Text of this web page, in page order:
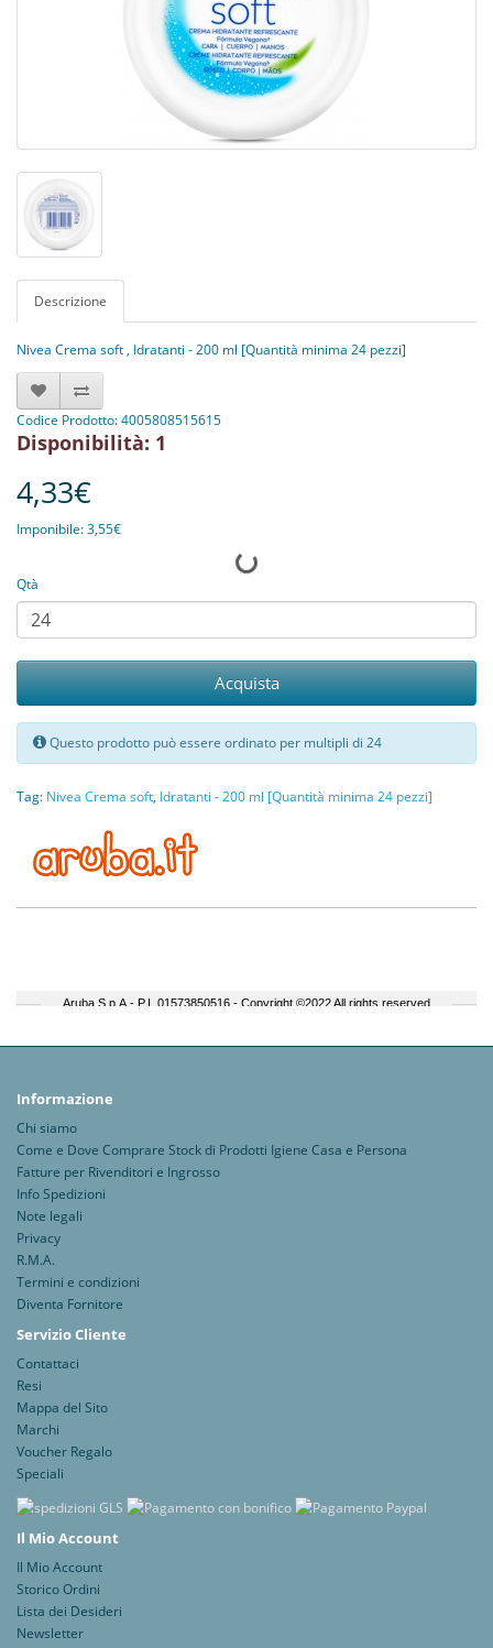
Descrizione
Nivea Crema soft , Idratanti - 200 ml [Quantità minima 24 pezzi]
Codice Prodotto: 4005808515615
Disponibilità: 1
4,33€
Imponibile: 3,55€
Qtà
Acquista
Questo prodotto può essere ordinato per multipli di 24
Tag: Nivea Crema soft, Idratanti - 200 ml [Quantità minima 24 pezzi]
Informazione
Chi siamo
Come e Dove Comprare Stock di Prodotti Igiene Casa e Persona
Fatture per Rivenditori e Ingrosso
Info Spedizioni
Note legali
Privacy
R.M.A.
Termini e condizioni
Diventa Fornitore
Servizio Cliente
Contattaci
Resi
Mappa del Sito
Marchi
Voucher Regalo
Speciali
Il Mio Account
Il Mio Account
Storico Ordini
Lista dei Desideri
Newsletter